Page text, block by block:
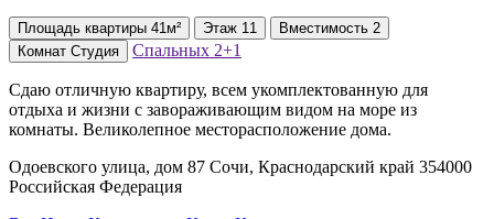
Площадь квартиры 41м² Этаж 11 Вместимость 2
Комнат Студия Спальных 2+1
Сдаю отличную квартиру, всем укомплектованную для
отдыха и жизни с завораживающим видом на моpе из
комнaты. Великолепное месторасположение дома.
Одоевского улица, дом 87 Сочи, Краснодарский край 354000
Российская Федерация